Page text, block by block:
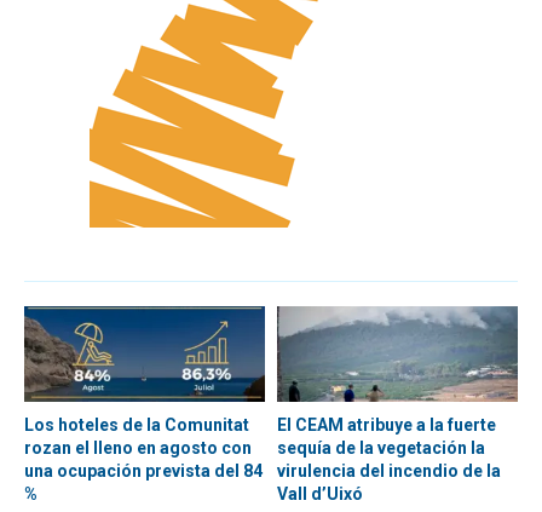
Los hoteles de la Comunitat
rozan el lleno en agosto con
una ocupación prevista del 84
%
El CEAM atribuye a la fuerte
sequía de la vegetación la
virulencia del incendio de la
Vall d’Uixó